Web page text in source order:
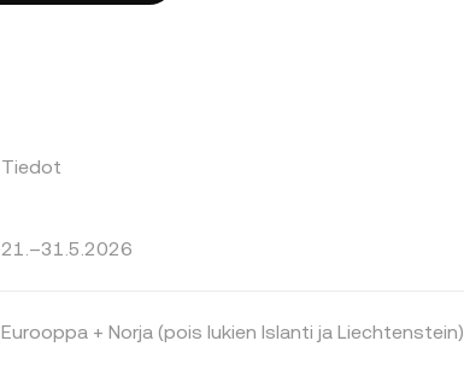
Tiedot
21.–31.5.2026
Eurooppa + Norja (pois lukien Islanti ja Liechtenstein)